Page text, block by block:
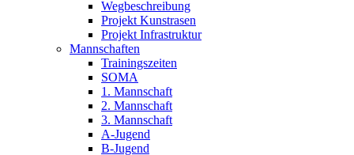
Wegbeschreibung
Projekt Kunstrasen
Projekt Infrastruktur
Mannschaften
Trainingszeiten
SOMA
1. Mannschaft
2. Mannschaft
3. Mannschaft
A-Jugend
B-Jugend